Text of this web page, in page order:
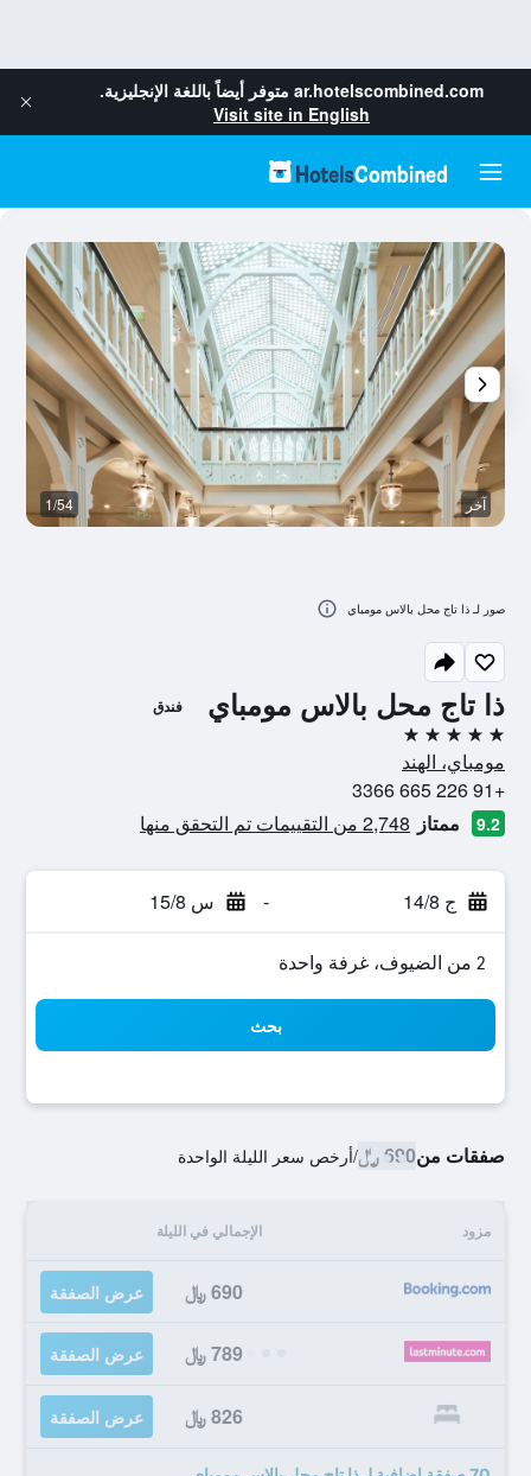
ar.hotelscombined.com متوفر أيضاً باللغة الإنجليزية.
Visit site in English
ذا تاج محل بالاس مومباي فندق
5 نجوم
مومباي، الهند
+91 226 665 3366
9.2 ممتاز 2,748 من التقييمات تم التحقق منها
ج 14/8 - س 15/8
2 من الضيوف، غرفة واحدة
بحث
صفقات من690 ﷼ /أرخص سعر الليلة الواحدة
مزود الإجمالي في الليلة
690 ﷼ عرض الصفقة
789 ﷼ عرض الصفقة
826 ﷼ عرض الصفقة
آخر 1/54
صور لـ ذا تاج محل بالاس مومباي